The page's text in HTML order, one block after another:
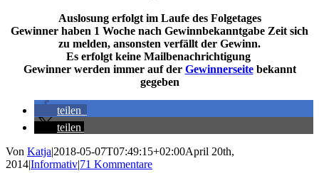
Auslosung erfolgt im Laufe des Folgetages
Gewinner haben 1 Woche nach Gewinnbekanntgabe Zeit sich
zu melden, ansonsten verfällt der Gewinn.
Es erfolgt keine Mailbenachrichtigung
Gewinner werden immer auf der Gewinnerseitebekannt
gegeben
teilen
teilen
Von Katja|2018-05-07T07:49:15+02:00April 20th,
2014|Informativ|71 Kommentare